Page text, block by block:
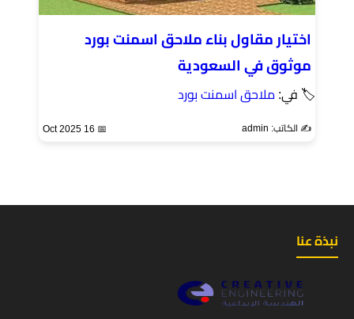
اختيار مقاول بناء ملاحق اسمنت بورد
موثوق في السعودية
🏷 في: ملاحق اسمنت بورد
✍️ الكاتب: admin 📅 16 Oct 2025
نبذة عنا